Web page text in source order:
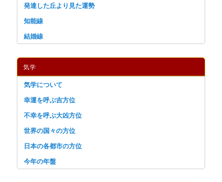
発達した丘より見た運勢
知能線
結婚線
気学
気学について
幸運を呼ぶ吉方位
不幸を呼ぶ大凶方位
世界の国々の方位
日本の各都市の方位
今年の年盤